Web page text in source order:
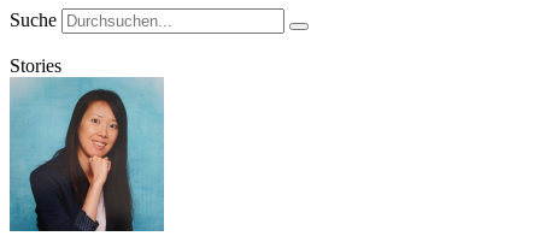
Suche
Stories